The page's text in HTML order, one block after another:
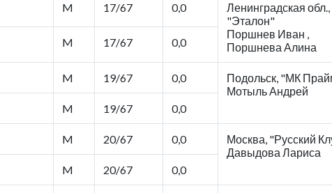
M 17/67 0,0
Ленинградская обл.,
"Эталон"
Поршнев Иван ,
Поршнева Алина
M 17/67 0,0
M 19/67 0,0
Подольск, "МК
Мотыль Андрей
M 19/67 0,0
M 20/67 0,0
Москва, "Русский
Давыдова Лариса
M 20/67 0,0